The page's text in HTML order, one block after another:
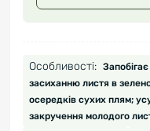
Особливості:
засиханню листя в
осередків сухих плям;
закручення молодого